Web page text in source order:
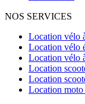
NOS SERVICES
Location vélo
Location vélo
Location vélo
Location
Location
Location